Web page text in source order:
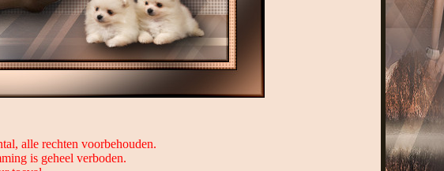
alle rechten voorbehouden.
is geheel verboden.